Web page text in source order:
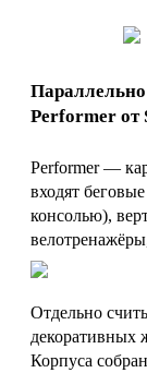
Performer от
Performer —
входят
консолью),
Отдельно
декоративных
Корпуса